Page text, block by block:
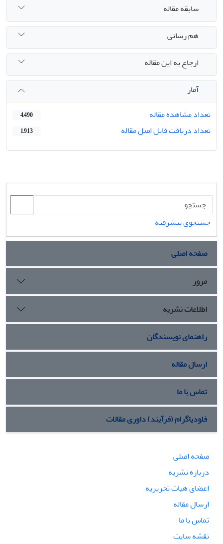
سابقه مقاله
هم رسانی
ارجاع به این مقاله
آمار
تعداد مشاهده مقاله
4,490
تعداد دریافت فایل اصل مقاله 1,913
جستجوی پیشرفته
صفحه اصلی
مرور
اطلاعات نشریه
راهنمای نویسندگان
ارسال مقاله
تماس با ما
فلودیاگرام (فرآیند) داوری مقالات
صفحه اصلی
درباره نشریه
اعضای هیات تحریریه
ارسال مقاله
تماس با ما
نقشه سایت